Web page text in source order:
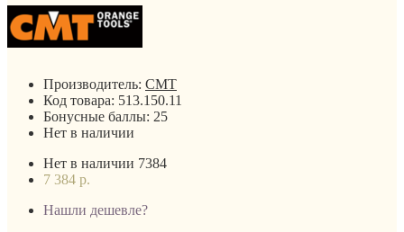
Производитель: CMT
Код товара: 513.150.11
Бонусные баллы: 25
Нет в наличии
Нет в наличии 7384
7 384 р.
Нашли дешевле?